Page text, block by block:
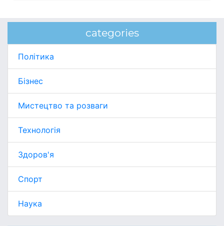
categories
Політика
Бізнес
Мистецтво та розваги
Технологія
Здоров'я
Спорт
Наука